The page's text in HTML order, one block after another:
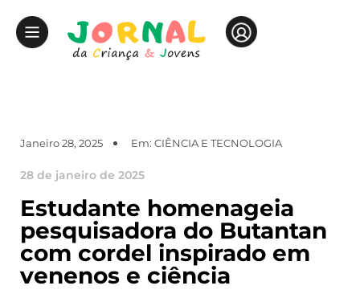
Janeiro 28, 2025 Em: CIÊNCIA E TECNOLOGIA
28 de janeiro de 2025
Estudante homenageia
pesquisadora do Butantan
com cordel inspirado em
venenos e ciência